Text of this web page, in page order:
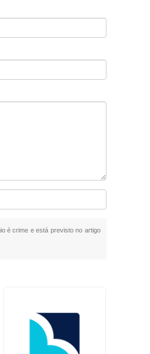
é crime e está previsto no artigo